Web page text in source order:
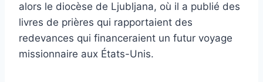
alors le diocèse de Ljubljana, où il a publié des
livres de prières qui rapportaient des
redevances qui financeraient un futur voyage
missionnaire aux États-Unis.